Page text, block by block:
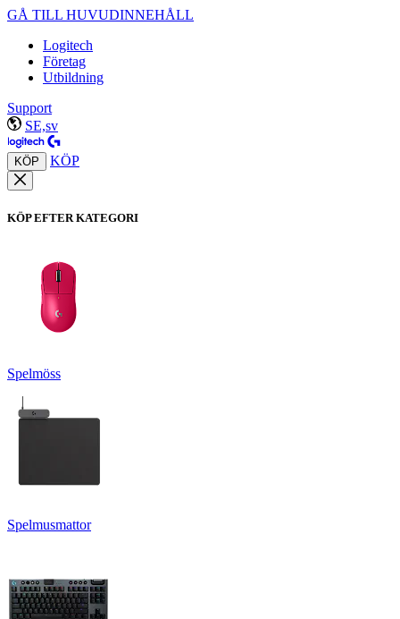
GÅ TILL HUVUDINNEHÅLL
Logitech
Företag
Utbildning
Support
SE,sv
KÖP KÖP
KÖP EFTER KATEGORI
Spelmöss
Spelmusmattor